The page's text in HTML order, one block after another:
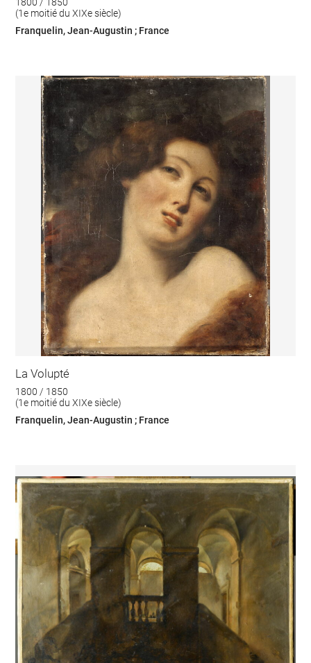
(1e moitié du XIXe siècle)
Franquelin, Jean-Augustin ; France
La Volupté
1800 / 1850
(1e moitié du XIXe siècle)
Franquelin, Jean-Augustin ; France